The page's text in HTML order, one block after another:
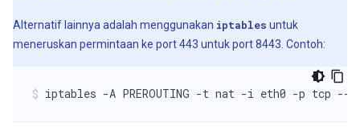
Alternatif lainnya adalah menggunakan iptables untuk
meneruskan permintaan ke port 443 untuk port 8443. Contoh:
iptables -A PREROUTING -t nat -i eth0 -p tcp --